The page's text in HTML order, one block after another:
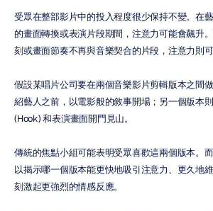
受眾在整部影片中的投入程度很少保持不變。在
的畫面轉換或表演片段期間，注意力可能會飆升
刻或畫面節奏不再與音樂契合的片段，注意力則可
假設某唱片公司要在兩個音樂影片剪輯版本之間
紹藝人之前，以電影般的敘事開場；另一個版本
(Hook) 和表演畫面開門見山。
傳統的焦點小組可能表明受眾喜歡這兩個版本。
以揭示哪一個版本能更快地吸引注意力、更久地
刻激起更強烈的情感反應。